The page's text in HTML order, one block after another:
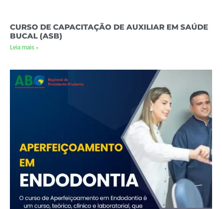
CURSO DE CAPACITAÇÃO DE AUXILIAR EM SAÚDE
BUCAL (ASB)
Leia mais »